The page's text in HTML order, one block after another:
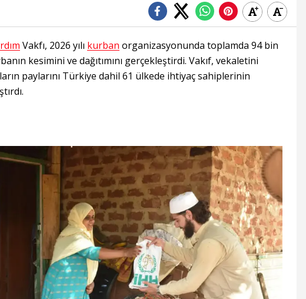
Vakfı, 2026 yılı kurban organizasyonunda toplamda 94 bin
kesimini ve dağıtımını gerçekleştirdi. Vakıf, vekaletini
paylarını Türkiye dahil 61 ülkede ihtiyaç sahiplerinin